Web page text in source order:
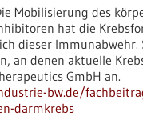
Mobilisierung des
hat die
dieser
an denen aktuelle
GmbH an.
bw.de/
darmkrebs